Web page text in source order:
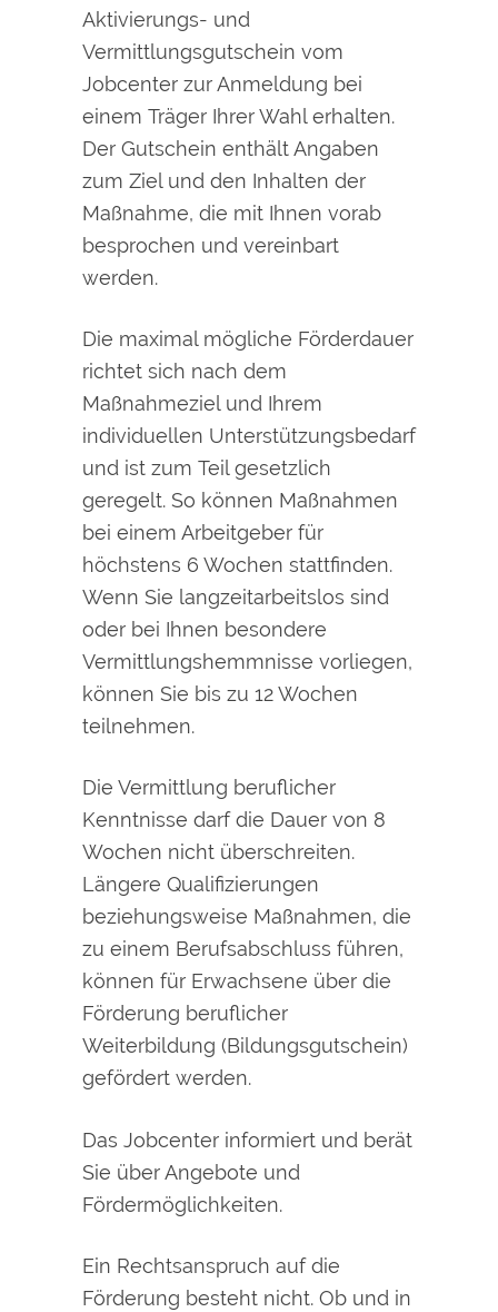
Aktivierungs- und
Vermittlungsgutschein vom
Jobcenter zur Anmeldung bei
einem Träger Ihrer Wahl erhalten.
Der Gutschein enthält Angaben
zum Ziel und den Inhalten der
Maßnahme, die mit Ihnen vorab
besprochen und vereinbart
werden.
Die maximal mögliche Förderdauer
richtet sich nach dem
Maßnahmeziel und Ihrem
individuellen Unterstützungsbedarf
und ist zum Teil gesetzlich
geregelt. So können Maßnahmen
bei einem Arbeitgeber für
höchstens 6 Wochen stattfinden.
Wenn Sie langzeitarbeitslos sind
oder bei Ihnen besondere
Vermittlungshemmnisse vorliegen,
können Sie bis zu 12 Wochen
teilnehmen.
Die Vermittlung beruflicher
Kenntnisse darf die Dauer von 8
Wochen nicht überschreiten.
Längere Qualifizierungen
beziehungsweise Maßnahmen, die
zu einem Berufsabschluss führen,
können für Erwachsene über die
Förderung beruflicher
Weiterbildung (Bildungsgutschein)
gefördert werden.
Das Jobcenter informiert und berät
Sie über Angebote und
Fördermöglichkeiten.
Ein Rechtsanspruch auf die
Förderung besteht nicht. Ob und in